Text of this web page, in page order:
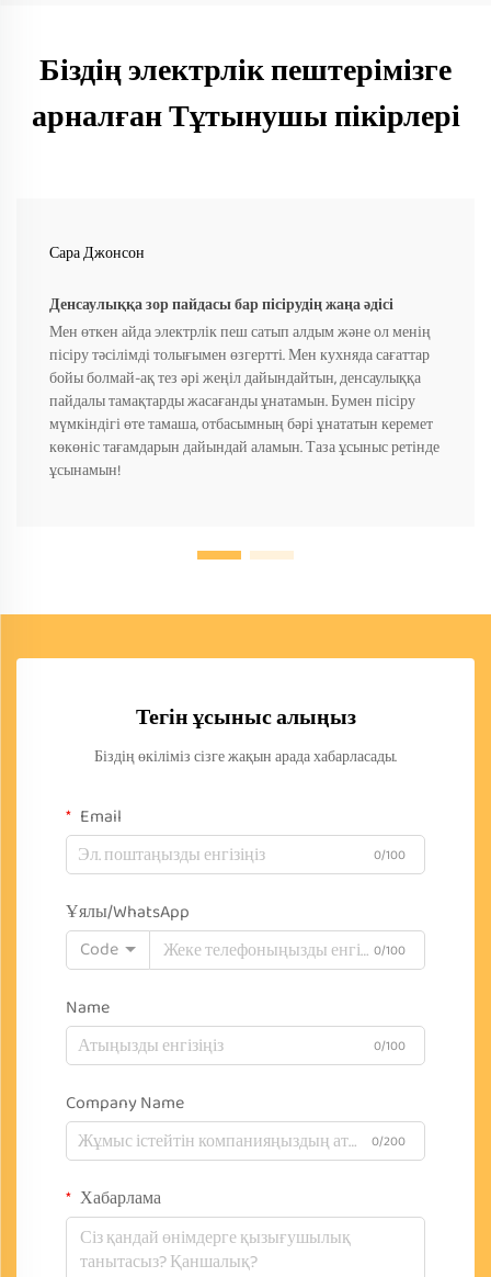
Біздің электрлік пештерімізге
арналған Тұтынушы пікірлері
Сара Джонсон
Денсаулыққа зор пайдасы бар пісірудің жаңа әдісі
Мен өткен айда электрлік пеш сатып алдым және ол менің
пісіру тәсілімді толығымен өзгертті. Мен кухняда сағаттар
бойы болмай-ақ тез әрі жеңіл дайындайтын, денсаулыққа
пайдалы тамақтарды жасағанды ұнатамын. Бумен пісіру
мүмкіндігі өте тамаша, отбасымның бәрі ұнататын керемет
көкөніс тағамдарын дайындай аламын. Таза ұсыныс ретінде
ұсынамын!
Тегін ұсыныс алыңыз
Біздің өкіліміз сізге жақын арада хабарласады.
Email
0/100
Ұялы/WhatsApp
Code
0/100
Name
0/100
Company Name
0/200
Хабарлама